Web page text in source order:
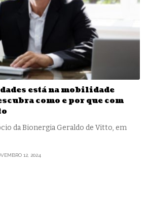
está na mobilidade
como e por que com
da Bionergia Geraldo de Vitto, em
12, 2024